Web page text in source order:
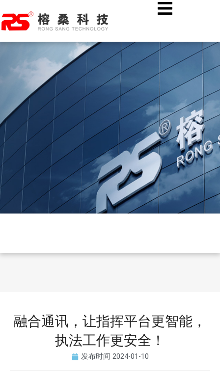
至
内
容
未来执法标配:5G高清执法记录仪,智能存储体现在哪里?
融合通讯，让指挥平台更智能，
执法工作更安全！
发布时间 2024-01-10